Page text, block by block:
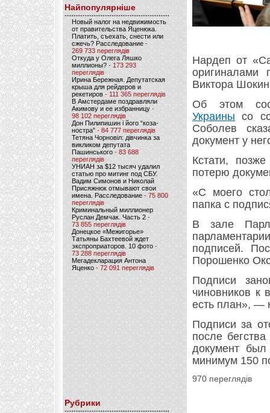
Найпопулярніше
Новый налог на недвижимость
от правительства Яценюка.
Платить, съехать, снести или
сжечь? Расследование-
269 733 переглядів
Откуда у Олега Ляшко
миллионы? - 173 293
переглядів
Ирина Бережная. Депутатская
крыша для рейдеров и
рекетиров - 111 365 переглядів
В Амстердаме поздравляли
Акимову и ее избранницу -
98 102 переглядів
Дон Пилипишин і його “коза-
ностра” - 84 777 переглядів
Тетяна Чорновіл: дівчинка за
викликом депутата
Пашинського- 83 688
переглядів
УНИАН за $12 тысяч удалил
статью про митинг под СБУ.
Вадим Симонов и Николай
Присяжнюк отмывают свои
имена. Расследование - 75 800
переглядів
Криминальный миллионер
Руслан Демчак. Часть 2-
73 855 переглядів
Донецкое «Межигорье»
Татьяны Бахтеевой ждет
экспроприаторов. 10 фото -
73 288 переглядів
Мегадекларация Антона
Яценко - 72 091 переглядів
Рубрики
Нардеп от
оригиналами
Виктора
Об этом
Украины со
Соболев
документ у
Кстати,
потерю
«С моего
папка с
В зале
подписей.
Порошенко
Подписи
чиновников к
есть план», —
Подписи за
после
документ
минимум 150
970 переглядів